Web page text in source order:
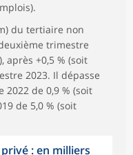
du tertiaire non
trimestre
après +0,5 % (soit
2023. Il dépasse
de 0,9 % (soit
de 5,0 % (soit
: en milliers